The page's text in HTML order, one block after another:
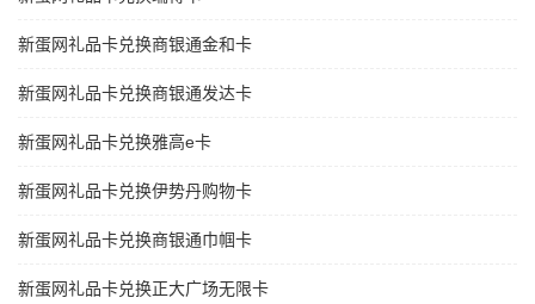
新蛋网礼品卡兑换商银通金和卡
新蛋网礼品卡兑换商银通发达卡
新蛋网礼品卡兑换雅高e卡
新蛋网礼品卡兑换伊势丹购物卡
新蛋网礼品卡兑换商银通巾帼卡
新蛋网礼品卡兑换正大广场无限卡